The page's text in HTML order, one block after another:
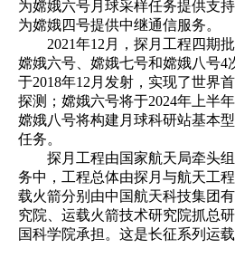
为嫦娥六号月球采样任务提供支
为嫦娥四号提供中继通信服务。
2021年12月，探月工程四期批
嫦娥六号、嫦娥七号和嫦娥八号4
于2018年12月发射，实现了世界
探测；嫦娥六号将于2024年上半
嫦娥八号将构建月球科研站基本
任务。
探月工程由国家航天局牵头组
务中，工程总体由探月与航天工
载火箭分别由中国航天科技集团
究院、运载火箭技术研究院抓总
国科学院承担。这是长征系列运载